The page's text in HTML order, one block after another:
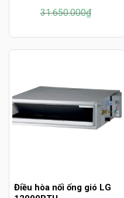
31.650.000₫
Giá
gốc
31.650.000₫.
Giá
hiện
là:
28.530.000₫.
Điều hòa nối ống gió LG